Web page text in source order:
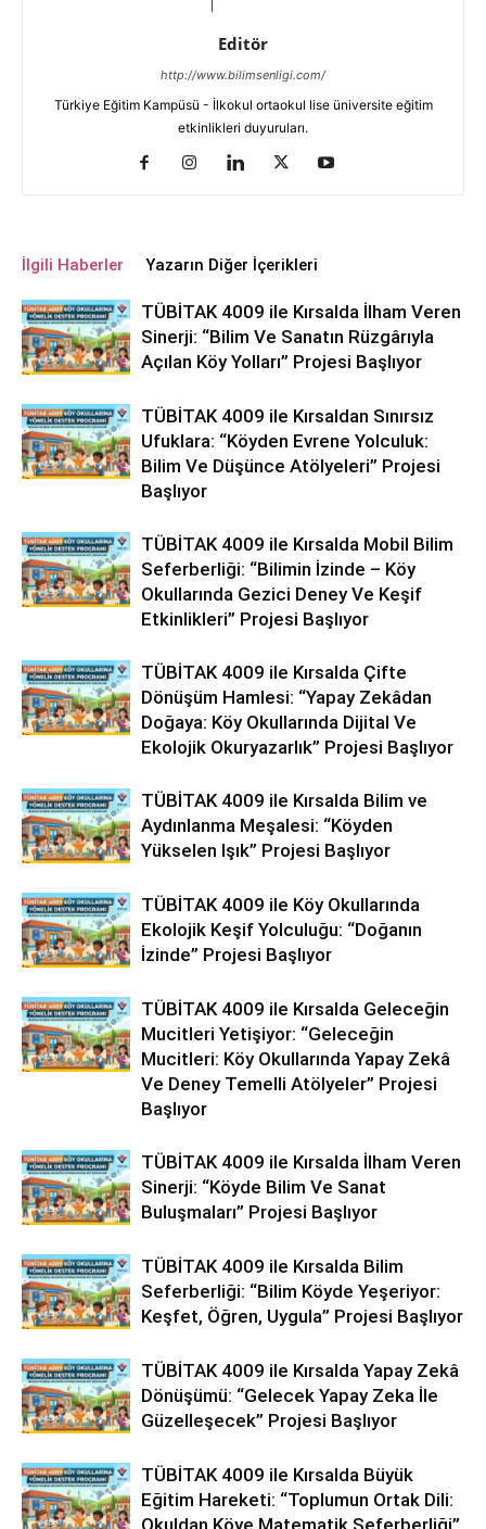
Editör
http://www.bilimsenligi.com/
Türkiye Eğitim Kampüsü - İlkokul ortaokul lise üniversite eğitim
etkinlikleri duyuruları.
İlgili Haberler Yazarın Diğer İçerikleri
TÜBİTAK 4009 ile Kırsalda İlham Veren
Sinerji: “Bilim Ve Sanatın Rüzgârıyla
Açılan Köy Yolları” Projesi Başlıyor
TÜBİTAK 4009 ile Kırsaldan Sınırsız
Ufuklara: “Köyden Evrene Yolculuk:
Bilim Ve Düşünce Atölyeleri” Projesi
Başlıyor
TÜBİTAK 4009 ile Kırsalda Mobil Bilim
Seferberliği: “Bilimin İzinde – Köy
Okullarında Gezici Deney Ve Keşif
Etkinlikleri” Projesi Başlıyor
TÜBİTAK 4009 ile Kırsalda Çifte
Dönüşüm Hamlesi: “Yapay Zekâdan
Doğaya: Köy Okullarında Dijital Ve
Ekolojik Okuryazarlık” Projesi Başlıyor
TÜBİTAK 4009 ile Kırsalda Bilim ve
Aydınlanma Meşalesi: “Köyden
Yükselen Işık” Projesi Başlıyor
TÜBİTAK 4009 ile Köy Okullarında
Ekolojik Keşif Yolculuğu: “Doğanın
İzinde” Projesi Başlıyor
TÜBİTAK 4009 ile Kırsalda Geleceğin
Mucitleri Yetişiyor: “Geleceğin
Mucitleri: Köy Okullarında Yapay Zekâ
Ve Deney Temelli Atölyeler” Projesi
Başlıyor
TÜBİTAK 4009 ile Kırsalda İlham Veren
Sinerji: “Köyde Bilim Ve Sanat
Buluşmaları” Projesi Başlıyor
TÜBİTAK 4009 ile Kırsalda Bilim
Seferberliği: “Bilim Köyde Yeşeriyor:
Keşfet, Öğren, Uygula” Projesi Başlıyor
TÜBİTAK 4009 ile Kırsalda Yapay Zekâ
Dönüşümü: “Gelecek Yapay Zeka İle
Güzelleşecek” Projesi Başlıyor
TÜBİTAK 4009 ile Kırsalda Büyük
Eğitim Hareketi: “Toplumun Ortak Dili: